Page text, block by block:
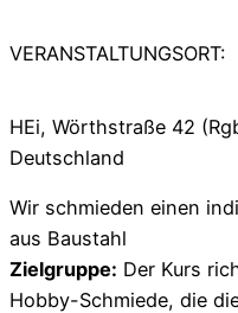
VERANSTALTUNGSORT:
HEi, Wörthstraße 42
Deutschland
Wir schmieden einen
aus Baustahl
Zielgruppe: Der Kurs
Hobby-Schmiede, die